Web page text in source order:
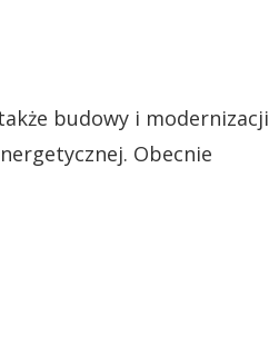
budowy i modernizacji
Obecnie